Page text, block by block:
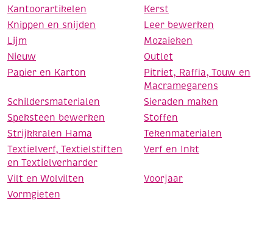
Kantoorartikelen
Kerst
Knippen en snijden
Leer bewerken
Lijm
Mozaieken
Nieuw
Outlet
Papier en Karton
Pitriet, Raffia, Touw en
Macramegarens
Schildersmaterialen
Sieraden maken
Speksteen bewerken
Stoffen
Strijkkralen Hama
Tekenmaterialen
Textielverf, Textielstiften
en Textielverharder
Verf en Inkt
Vilt en Wolvilten
Voorjaar
Vormgieten